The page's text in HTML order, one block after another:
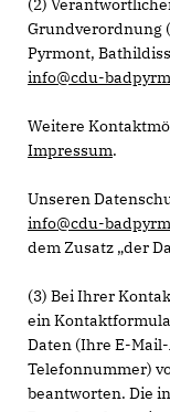
(2)
Grundverordnung
Pyrmont,
info@cdu-
Weitere
Impressum.
Unseren
info@cdu-
dem Zusatz „der
(3) Bei Ihrer
ein
Daten (Ihre E-
Telefonnummer)
beantworten. Die